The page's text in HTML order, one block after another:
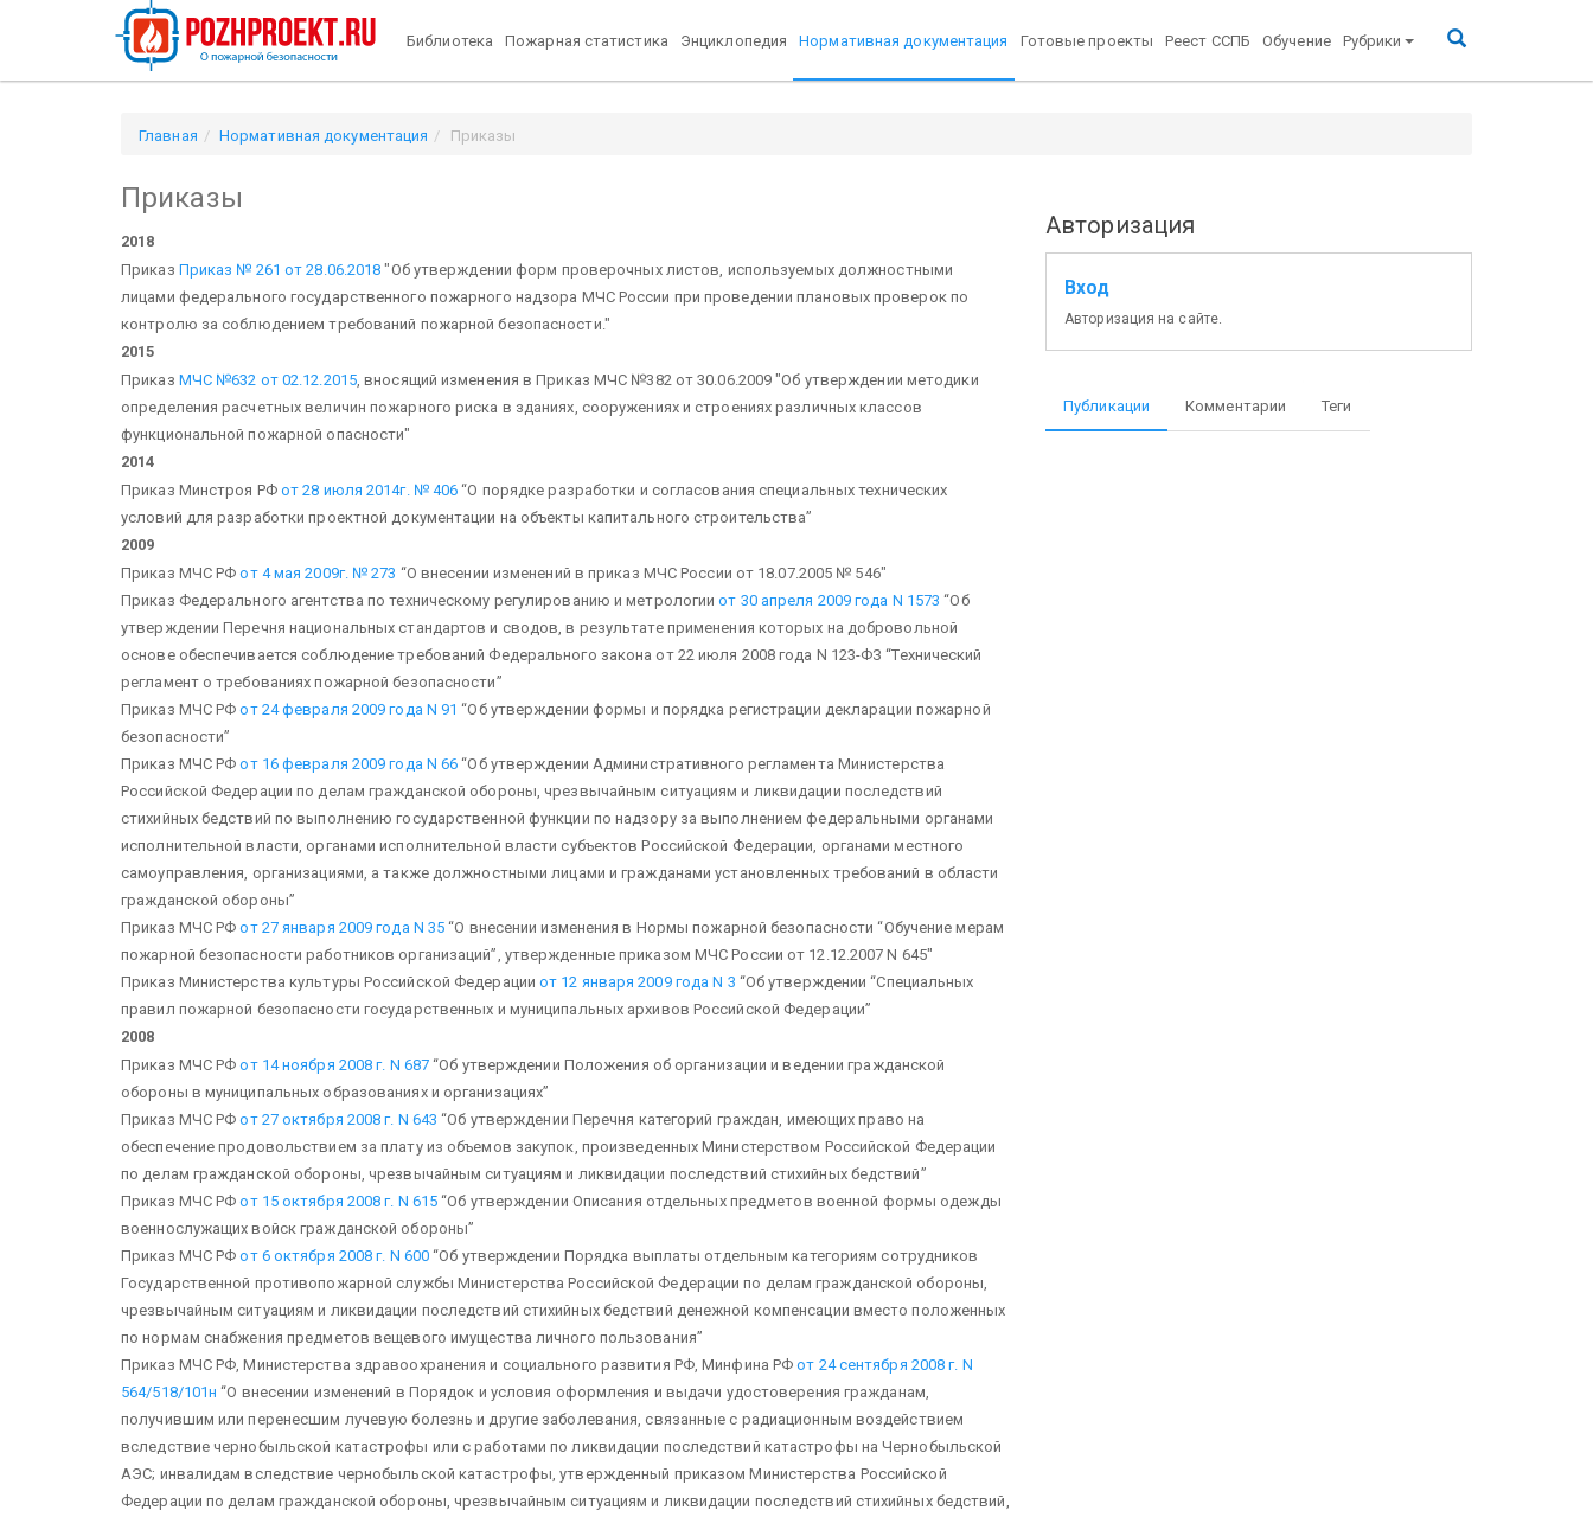
Библиотека Пожарная статистика Энциклопедия Нормативная документация Готовые проекты Реест ССПБ Обучение Рубрики
Главная Нормативная документация Приказы
Приказы
2018
Приказ Приказ № 261 от 28.06.2018"Об утверждении форм проверочных листов, используемых должностными
лицами федерального государственного пожарного надзора МЧС России при проведении плановых проверок по
контролю за соблюдением требований пожарной безопасности."
2015
Приказ МЧС №632 от 02.12.2015, вносящий изменения в Приказ МЧС №382 от 30.06.2009 "Об утверждении методики
определения расчетных величин пожарного риска в зданиях, сооружениях и строениях различных классов
функциональной пожарной опасности"
2014
Приказ Минстроя РФ от 28 июля 2014г. № 406 “О порядке разработки и согласования специальных технических
условий для разработки проектной документации на объекты капитального строительства”
2009
Приказ МЧС РФот 4 мая 2009г. № 273 “О внесении изменений в приказ МЧС России от 18.07.2005 № 546″
Приказ Федерального агентства по техническому регулированию и метрологииот 30 апреля 2009 года N 1573 “Об
утверждении Перечня национальных стандартов и сводов, в результате применения которых на добровольной
основе обеспечивается соблюдение требований Федерального закона от 22 июля 2008 года N 123-ФЗ “Технический
регламент о требованиях пожарной безопасности”
Приказ МЧС РФот 24 февраля 2009 года N 91 “Об утверждении формы и порядка регистрации декларации пожарной
безопасности”
Приказ МЧС РФот 16 февраля 2009 года N 66 “Об утверждении Административного регламента Министерства
Российской Федерации по делам гражданской обороны, чрезвычайным ситуациям и ликвидации последствий
стихийных бедствий по выполнению государственной функции по надзору за выполнением федеральными органами
исполнительной власти, органами исполнительной власти субъектов Российской Федерации, органами местного
самоуправления, организациями, а также должностными лицами и гражданами установленных требований в области
гражданской обороны”
Приказ МЧС РФот 27 января 2009 года N 35 “О внесении изменения в Нормы пожарной безопасности “Обучение мерам
пожарной безопасности работников организаций”, утвержденные приказом МЧС России от 12.12.2007 N 645″
Приказ Министерства культуры Российской Федерации от 12 января 2009 года N 3 “Об утверждении “Специальных
правил пожарной безопасности государственных и муниципальных архивов Российской Федерации”
2008
Приказ МЧС РФот 14 ноября 2008 г. N 687 “Об утверждении Положения об организации и ведении гражданской
обороны в муниципальных образованиях и организациях”
Приказ МЧС РФот 27 октября 2008 г. N 643 “Об утверждении Перечня категорий граждан, имеющих право на
обеспечение продовольствием за плату из объемов закупок, произведенных Министерством Российской Федерации
по делам гражданской обороны, чрезвычайным ситуациям и ликвидации последствий стихийных бедствий”
Приказ МЧС РФот 15 октября 2008 г. N 615 “Об утверждении Описания отдельных предметов военной формы одежды
военнослужащих войск гражданской обороны”
Приказ МЧС РФот 6 октября 2008 г. N 600 “Об утверждении Порядка выплаты отдельным категориям сотрудников
Государственной противопожарной службы Министерства Российской Федерации по делам гражданской обороны,
чрезвычайным ситуациям и ликвидации последствий стихийных бедствий денежной компенсации вместо положенных
по нормам снабжения предметов вещевого имущества личного пользования”
Приказ МЧС РФ, Министерства здравоохранения и социального развития РФ, Минфина РФот 24 сентября 2008 г. N
564/518/101н “О внесении изменений в Порядок и условия оформления и выдачи удостоверения гражданам,
получившим или перенесшим лучевую болезнь и другие заболевания, связанные с радиационным воздействием
вследствие чернобыльской катастрофы или с работами по ликвидации последствий катастрофы на Чернобыльской
АЭС; инвалидам вследствие чернобыльской катастрофы, утвержденный приказом Министерства Российской
Федерации по делам гражданской обороны, чрезвычайным ситуациям и ликвидации последствий стихийных бедствий,
Авторизация
Вход
Авторизация на сайте.
Публикации Комментарии Теги